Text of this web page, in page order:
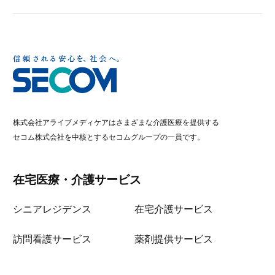
株式会社アライブメディケアはさまざまな介護医療を提供する
セコム株式会社を中核とするセコムグループの一員です。
在宅医療・介護サービス
シニアレジデンス 在宅介護サービス
訪問看護サービス 薬剤提供サービス